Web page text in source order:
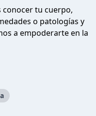
tu cuerpo,
o patologías y
a empoderarte en la